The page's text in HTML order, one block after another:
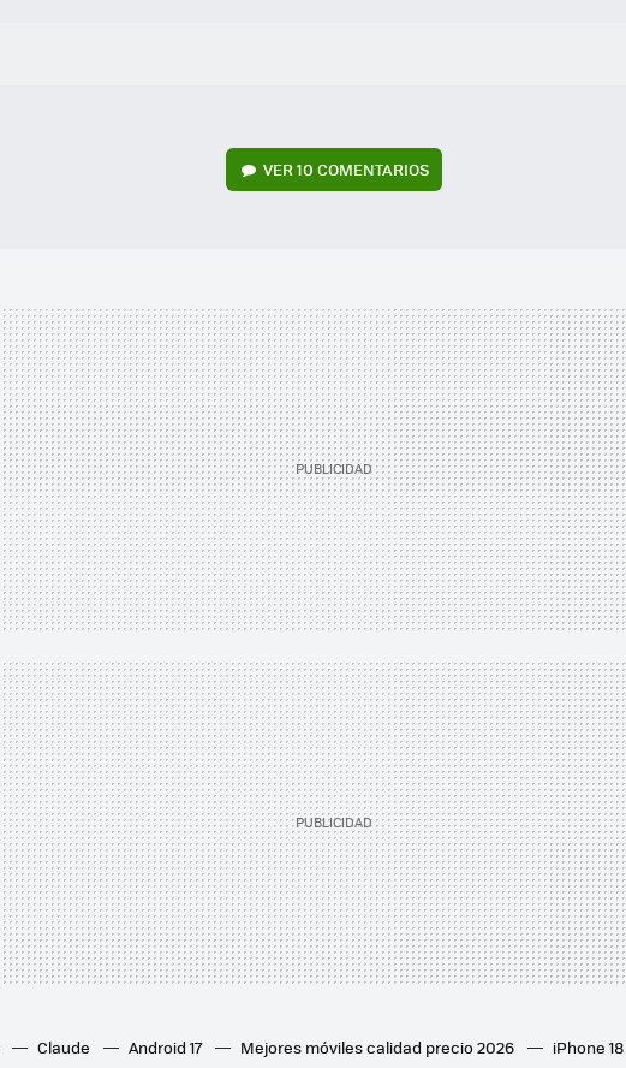
VER10 COMENTARIOS
Claude Android 17 Mejores móviles calidad precio 2026 iPhone